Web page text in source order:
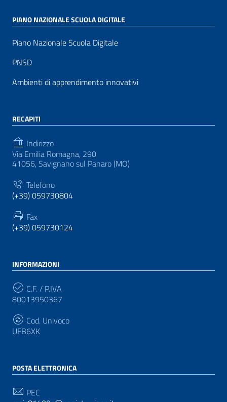
PIANO NAZIONALE SCUOLA DIGITALE
Piano Nazionale Scuola Digitale
PNSD
Ambienti di apprendimento innovativi
RECAPITI
Indirizzo
Via Emilia Romagna, 290
41056, Savignano sul Panaro (MO)
Telefono
(+39) 059730804
Fax
(+39) 059730124
INFORMAZIONI
C.F. / P.IVA
80013950367
Cod. Univoco
UFB6XK
POSTA ELETTRONICA
PEC